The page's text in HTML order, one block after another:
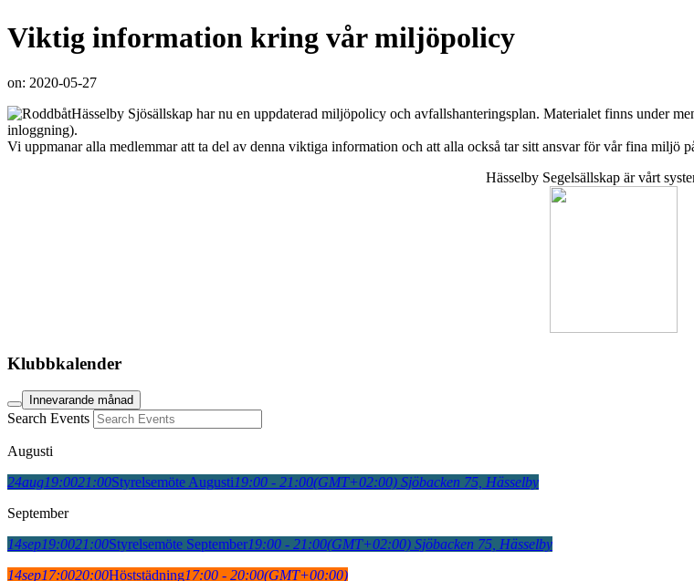
Viktig information kring vår miljöpolicy
on: 2020-05-27
Hässelby Sjösällskap har nu en uppdaterad miljöpolicy och avfallshanteringsplan. Materialet finns under
inloggning).
Vi uppmanar alla medlemmar att ta del av denna viktiga information och att alla också tar sitt ansvar för vår fina miljö
Hässelby Segelsällskap är vårt
Klubbkalender
Innevarande månad
Search Events
Augusti
24aug19:0021:00Styrelsemöte Augusti19:00 - 21:00(GMT+02:00) Sjöbacken 75, Hässelby
September
14sep19:0021:00Styrelsemöte September19:00 - 21:00(GMT+02:00) Sjöbacken 75, Hässelby
14sep17:0020:00Höststädning17:00 - 20:00(GMT+00:00)